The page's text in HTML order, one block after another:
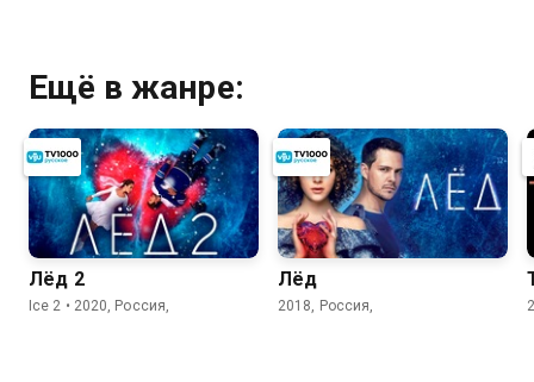
Ещё в жанре:
Лёд 2
Ice 2 • 2020, Россия,
Лёд
2018, Россия,